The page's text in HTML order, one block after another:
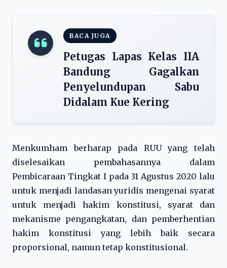
BACA JUGA
Petugas Lapas Kelas IIA
Bandung Gagalkan
Penyelundupan Sabu
Didalam Kue Kering
Menkumham berharap pada RUU yang telah
diselesaikan pembahasannya dalam
Pembicaraan Tingkat I pada 31 Agustus 2020 lalu
untuk menjadi landasan yuridis mengenai syarat
untuk menjadi hakim konstitusi, syarat dan
mekanisme pengangkatan, dan pemberhentian
hakim konstitusi yang lebih baik secara
proporsional, namun tetap konstitusional.